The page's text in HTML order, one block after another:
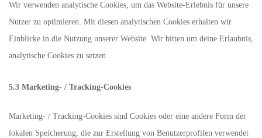
Wir verwenden analytische Cookies, um das Website-Erlebnis für unsere
Nutzer zu optimieren. Mit diesen analytischen Cookies erhalten wir
Einblicke in die Nutzung unserer Website. Wir bitten um deine Erlaubnis,
analytische Cookies zu setzen.
5.3 Marketing- / Tracking-Cookies
Marketing- / Tracking-Cookies sind Cookies oder eine andere Form der
lokalen Speicherung, die zur Erstellung von Benutzerprofilen verwendet